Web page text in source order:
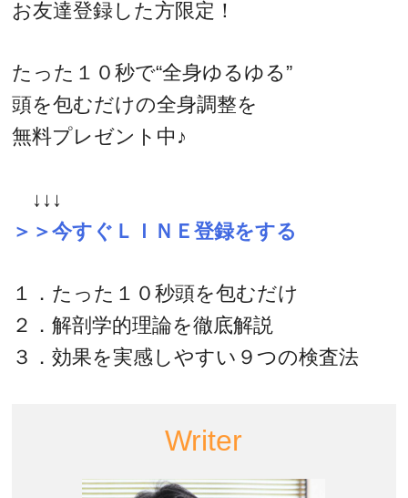
お友達登録した方限定！
たった１０秒で“全身ゆるゆる”
頭を包むだけの全身調整を
無料プレゼント中♪
↓↓↓
＞＞今すぐＬＩＮＥ登録をする
１．たった１０秒頭を包むだけ
２．解剖学的理論を徹底解説
３．効果を実感しやすい９つの検査法
Writer